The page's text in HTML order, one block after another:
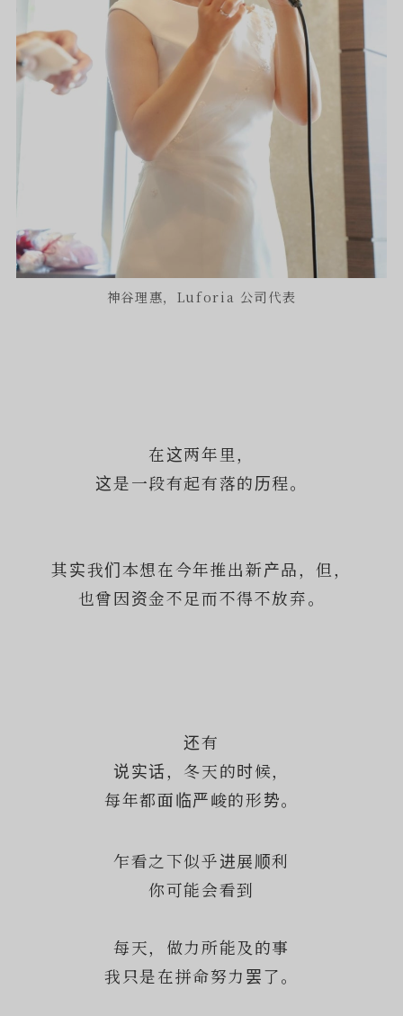
神谷理惠，Luforia 公司代表
在这两年里，
这是一段有起有落的历程。
其实我们本想在今年推出新产品，但，
也曾因资金不足而不得不放弃。
还有
说实话，冬天的时候，
每年都面临严峻的形势。
乍看之下似乎进展顺利
你可能会看到
每天，做力所能及的事
我只是在拼命努力罢了。